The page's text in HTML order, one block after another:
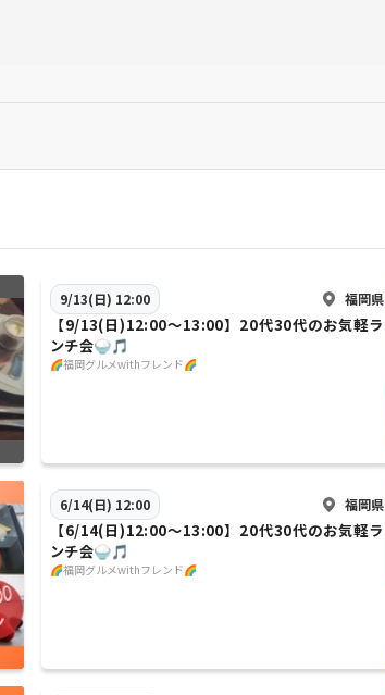
9/13(日) 12:00 福岡県
【9/13(日)12:00〜13:00】20代30代のお気軽ラ
ンチ会🍚🎵
🌈福岡グルメwithフレンド🌈
6/14(日) 12:00 福岡県
【6/14(日)12:00〜13:00】20代30代のお気軽ラ
ンチ会🍚🎵
🌈福岡グルメwithフレンド🌈